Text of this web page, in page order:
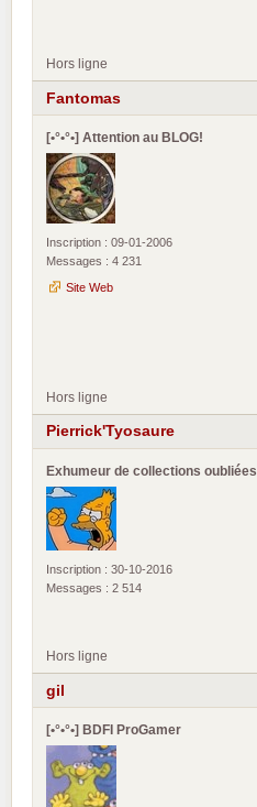
Hors ligne
Fantomas
[•°•°•] Attention au BLOG!
Inscription : 09-01-2006
Messages : 4 231
Site Web
Hors ligne
Pierrick'Tyosaure
Exhumeur de collections oubliées
Inscription : 30-10-2016
Messages : 2 514
Hors ligne
gil
[•°•°•] BDFI ProGamer